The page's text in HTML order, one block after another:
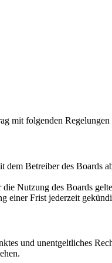
mit folgenden Regelungen
Betreiber des Boards
Nutzung des Boards
einer Frist jederzeit
und unentgeltliches